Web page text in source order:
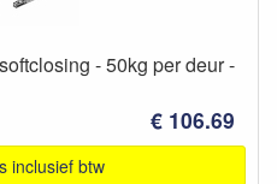
- 50kg per deur -
€ 106.69
inclusief btw